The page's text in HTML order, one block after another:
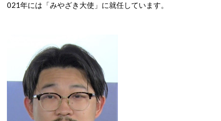
021年には「みやざき大使」に就任しています。